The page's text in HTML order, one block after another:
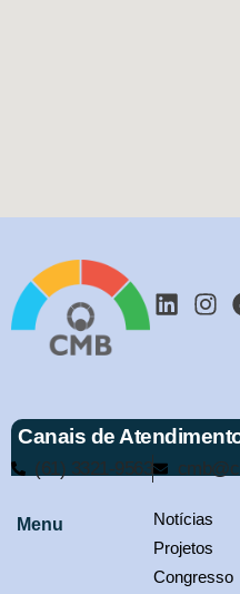
Canais de
(61) 3321-9563
Menu
Notícias
Projetos
Congresso